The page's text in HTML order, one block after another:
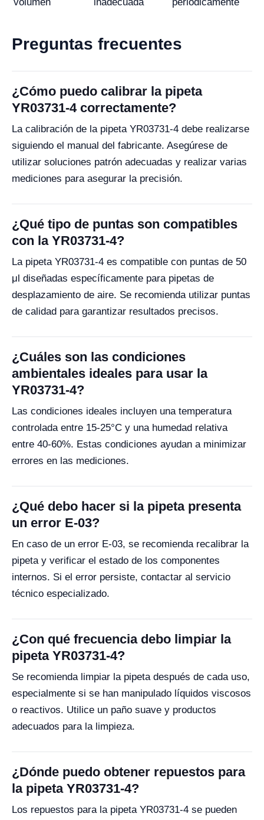
Preguntas frecuentes
¿Cómo puedo calibrar la pipeta
YR03731-4 correctamente?
La calibración de la pipeta YR03731-4 debe realizarse
siguiendo el manual del fabricante. Asegúrese de
utilizar soluciones patrón adecuadas y realizar varias
mediciones para asegurar la precisión.
¿Qué tipo de puntas son compatibles
con la YR03731-4?
La pipeta YR03731-4 es compatible con puntas de 50
μl diseñadas específicamente para pipetas de
desplazamiento de aire. Se recomienda utilizar puntas
de calidad para garantizar resultados precisos.
¿Cuáles son las condiciones
ambientales ideales para usar la
YR03731-4?
Las condiciones ideales incluyen una temperatura
controlada entre 15-25°C y una humedad relativa
entre 40-60%. Estas condiciones ayudan a minimizar
errores en las mediciones.
¿Qué debo hacer si la pipeta presenta
un error E-03?
En caso de un error E-03, se recomienda recalibrar la
pipeta y verificar el estado de los componentes
internos. Si el error persiste, contactar al servicio
técnico especializado.
¿Con qué frecuencia debo limpiar la
pipeta YR03731-4?
Se recomienda limpiar la pipeta después de cada uso,
especialmente si se han manipulado líquidos viscosos
o reactivos. Utilice un paño suave y productos
adecuados para la limpieza.
¿Dónde puedo obtener repuestos para
la pipeta YR03731-4?
Los repuestos para la pipeta YR03731-4 se pueden